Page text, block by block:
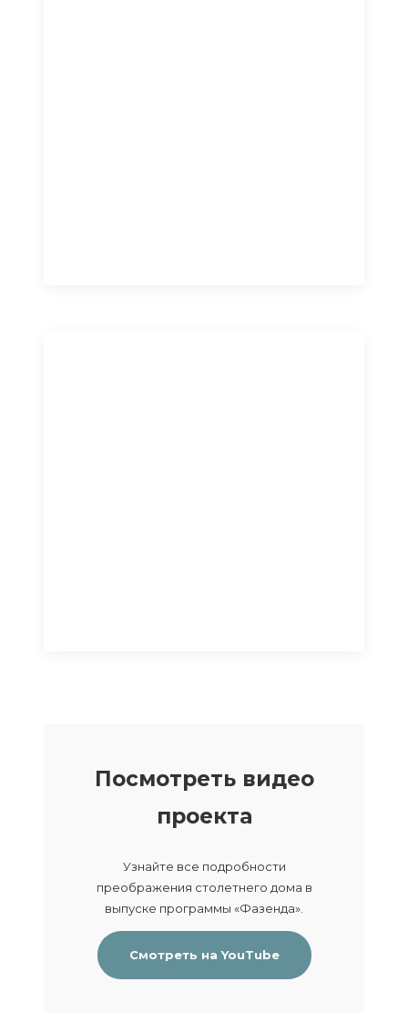
Посмотреть видео
проекта
Узнайте все подробности
преображения столетнего дома в
выпуске программы «Фазенда».
Смотреть на YouTube